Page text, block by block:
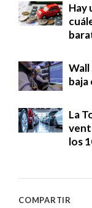
Hay
baja
La
los
COMPARTIR